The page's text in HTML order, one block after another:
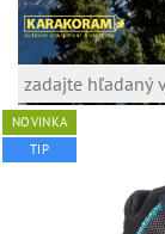
NOVINKA
TIP